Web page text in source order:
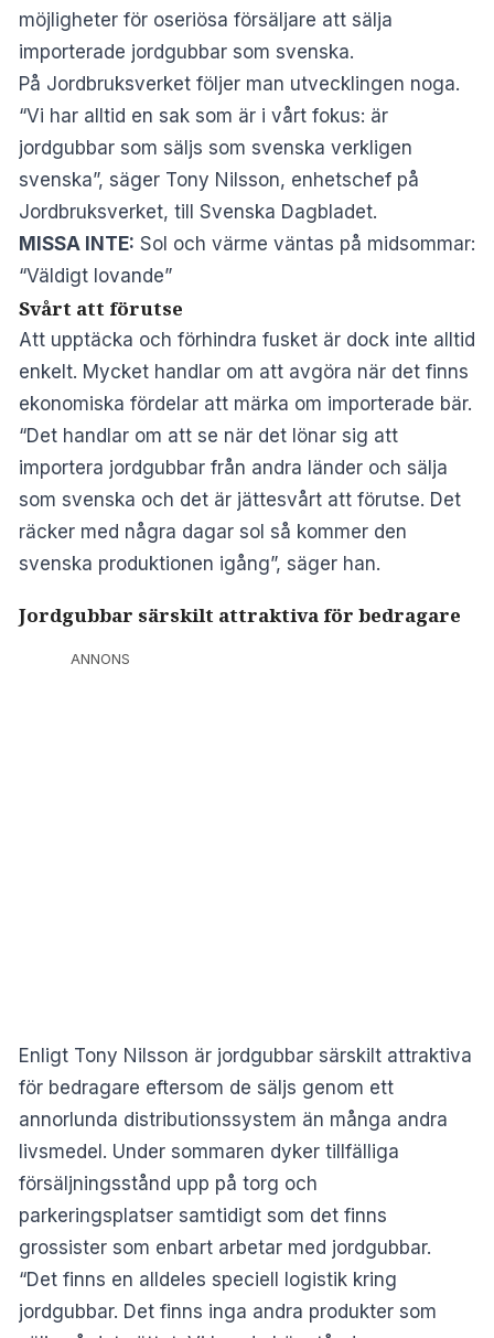
möjligheter för oseriösa försäljare att sälja
importerade jordgubbar som svenska.
På Jordbruksverket följer man utvecklingen noga.
“Vi har alltid en sak som är i vårt fokus: är
jordgubbar som säljs som svenska verkligen
svenska”, säger Tony Nilsson, enhetschef på
Jordbruksverket, till Svenska Dagbladet.
MISSA INTE: Sol och värme väntas på midsommar:
“Väldigt lovande”
Svårt att förutse
Att upptäcka och förhindra fusket är dock inte alltid
enkelt. Mycket handlar om att avgöra när det finns
ekonomiska fördelar att märka om importerade bär.
“Det handlar om att se när det lönar sig att
importera jordgubbar från andra länder och sälja
som svenska och det är jättesvårt att förutse. Det
räcker med några dagar sol så kommer den
svenska produktionen igång”, säger han.
Jordgubbar särskilt attraktiva för bedragare
ANNONS
Enligt Tony Nilsson är jordgubbar särskilt attraktiva
för bedragare eftersom de säljs genom ett
annorlunda distributionssystem än många andra
livsmedel. Under sommaren dyker tillfälliga
försäljningsstånd upp på torg och
parkeringsplatser samtidigt som det finns
grossister som enbart arbetar med jordgubbar.
“Det finns en alldeles speciell logistik kring
jordgubbar. Det finns inga andra produkter som